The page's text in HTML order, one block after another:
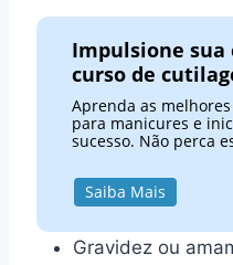
Impulsione sua
curso de
Aprenda as
para manicures e
sucesso. Não perca
Saiba Mais
Gravidez ou